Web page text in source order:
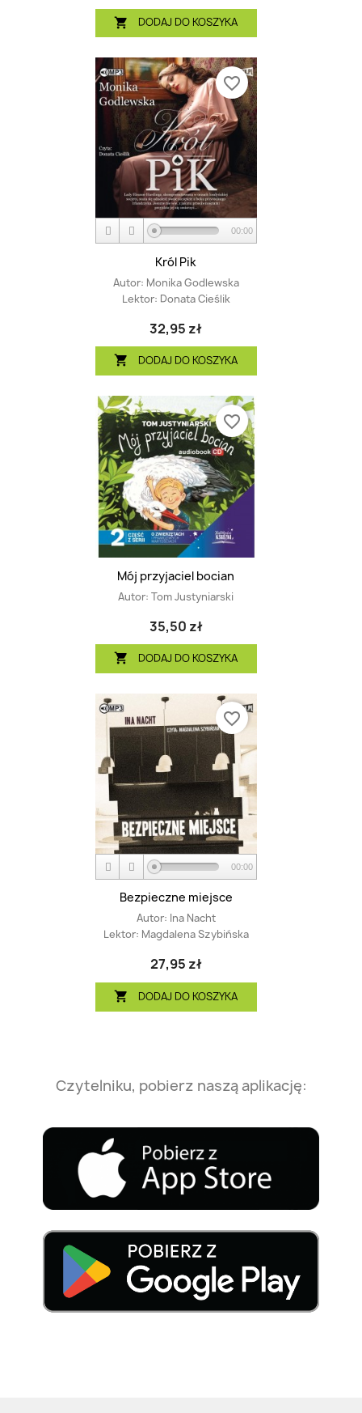
 DODAJ DO KOSZYKA
00:00
Król Pik
Autor: Monika Godlewska
Lektor: Donata Cieślik
32,95 zł
 DODAJ DO KOSZYKA
favorite_border
Mój przyjaciel bocian
Autor: Tom Justyniarski
35,50 zł
 DODAJ DO KOSZYKA
favorite_border
00:00
Bezpieczne miejsce
Autor: Ina Nacht
Lektor: Magdalena Szybińska
27,95 zł
 DODAJ DO KOSZYKA
favorite_border
Czytelniku, pobierz naszą aplikację: